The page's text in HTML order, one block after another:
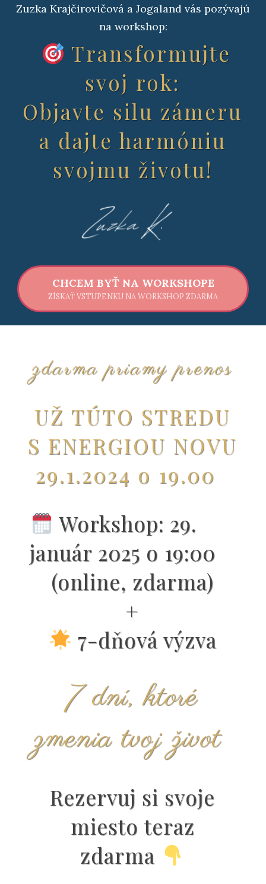
Zuzka Krajčirovičová a Jogaland vás pozývajú
na workshop:
Transformujte
svoj rok:
Objavte silu zámeru
a dajte harmóniu
svojmu životu!
CHCEM BYŤ NA WORKSHOPE
ZÍSKAŤ VSTUPENKU NA WORKSHOP ZDARMA
zdarma priamy prenos
UŽ TÚTO STREDU
S ENERGIOU NOVU
29.1.2024 o 19.00
Workshop: 29.
január 2025 o 19:00
(online, zdarma)
+
7-dňová výzva
7 dní, ktoré
zmenia tvoj život
Rezervuj si svoje
miesto teraz
zdarma